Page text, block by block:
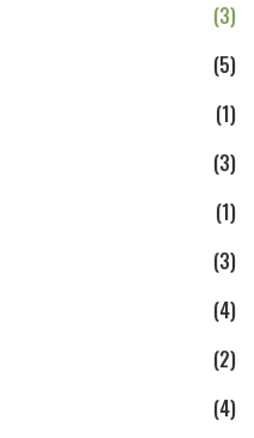
(3)
(5)
(1)
(3)
(1)
(3)
(4)
(2)
(4)